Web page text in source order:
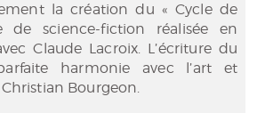
la création du « Cycle de
de science-fiction réalisée en
Claude Lacroix. L’écriture du
harmonie avec l’art et
Bourgeon.